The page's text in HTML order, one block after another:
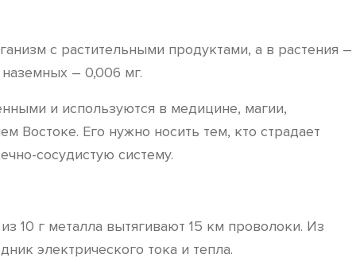
с растительными продуктами, а в растения –
– 0,006 мг.
и используются в медицине, магии,
Востоке. Его нужно носить тем, кто страдает
сосудистую систему.
10 г металла вытягивают 15 км проволоки. Из
электрического тока и тепла.